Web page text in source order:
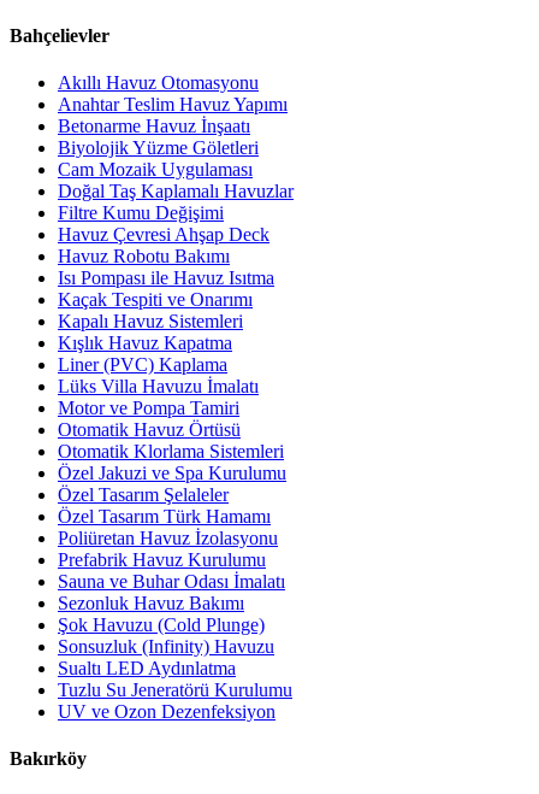
Bahçelievler
Akıllı Havuz Otomasyonu
Anahtar Teslim Havuz Yapımı
Betonarme Havuz İnşaatı
Biyolojik Yüzme Göletleri
Cam Mozaik Uygulaması
Doğal Taş Kaplamalı Havuzlar
Filtre Kumu Değişimi
Havuz Çevresi Ahşap Deck
Havuz Robotu Bakımı
Isı Pompası ile Havuz Isıtma
Kaçak Tespiti ve Onarımı
Kapalı Havuz Sistemleri
Kışlık Havuz Kapatma
Liner (PVC) Kaplama
Lüks Villa Havuzu İmalatı
Motor ve Pompa Tamiri
Otomatik Havuz Örtüsü
Otomatik Klorlama Sistemleri
Özel Jakuzi ve Spa Kurulumu
Özel Tasarım Şelaleler
Özel Tasarım Türk Hamamı
Poliüretan Havuz İzolasyonu
Prefabrik Havuz Kurulumu
Sauna ve Buhar Odası İmalatı
Sezonluk Havuz Bakımı
Şok Havuzu (Cold Plunge)
Sonsuzluk (Infinity) Havuzu
Sualtı LED Aydınlatma
Tuzlu Su Jeneratörü Kurulumu
UV ve Ozon Dezenfeksiyon
Bakırköy